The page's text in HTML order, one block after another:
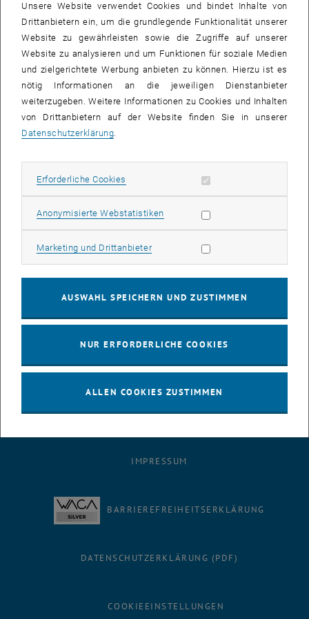
Die Bilder zu diesem Eintrag sind erst nach Login sichtbar.
Die APA beobachtet seit 2004 im Auftrag der TU die
österreichischen Printmedien und liefert die Ergebnisse
("Clippings") täglich in der Früh online im <link http: tu-
wien.psp.apa.at psp5 do hitlist.act _blank link_extern>TU-
Pressespiegel. Derzeit sind dort über 12.000 Artikel mit TU-Bezug
ist von Rechnern im TUNET zugänglich.
Die Darstellung ist übersichtlicher und durch Tag Clouds,
sich die Anzeige personalisiert darstellen zu lassen, interessante
Wir werden dieses Service am 10. Februar für Sie aufschalten. Für
IMPRESSUM
BARRIEREFREIHEITSERKLÄRUNG
DATENSCHUTZERKLÄRUNG (PDF)
COOKIEEINSTELLUNGEN
Unsere Website verwendet Cookies und bindet Inhalte von
Drittanbietern ein, um die grundlegende Funktionalität unserer
Website zu gewährleisten sowie die Zugriffe auf unserer
Website zu analysieren und um Funktionen für soziale Medien
und zielgerichtete Werbung anbieten zu können. Hierzu ist es
nötig Informationen an die jeweiligen Dienstanbieter
weiterzugeben. Weitere Informationen zu Cookies und Inhalten
von Drittanbietern auf der Website finden Sie in unserer
Datenschutzerklärung.
Erforderliche Cookies Erforderliche Cookies zulassen
Anonymisierte WebstatistikenStatistik Cookies zulassen
Marketing und DrittanbieterMarketing Cookies zulassen
AUSWAHL SPEICHERN UND ZUSTIMMEN
NUR ERFORDERLICHE COOKIES
ALLEN COOKIES ZUSTIMMEN